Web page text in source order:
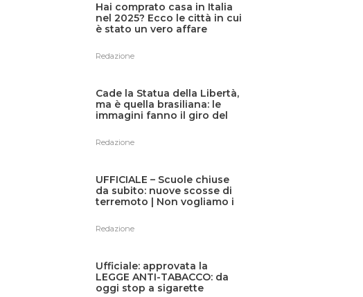
Hai comprato casa in Italia
nel 2025? Ecco le città in cui
è stato un vero affare
Redazione
Cade la Statua della Libertà,
ma è quella brasiliana: le
immagini fanno il giro del
Redazione
UFFICIALE – Scuole chiuse
da subito: nuove scosse di
terremoto | Non vogliamo i
Redazione
Ufficiale: approvata la
LEGGE ANTI-TABACCO: da
oggi stop a sigarette